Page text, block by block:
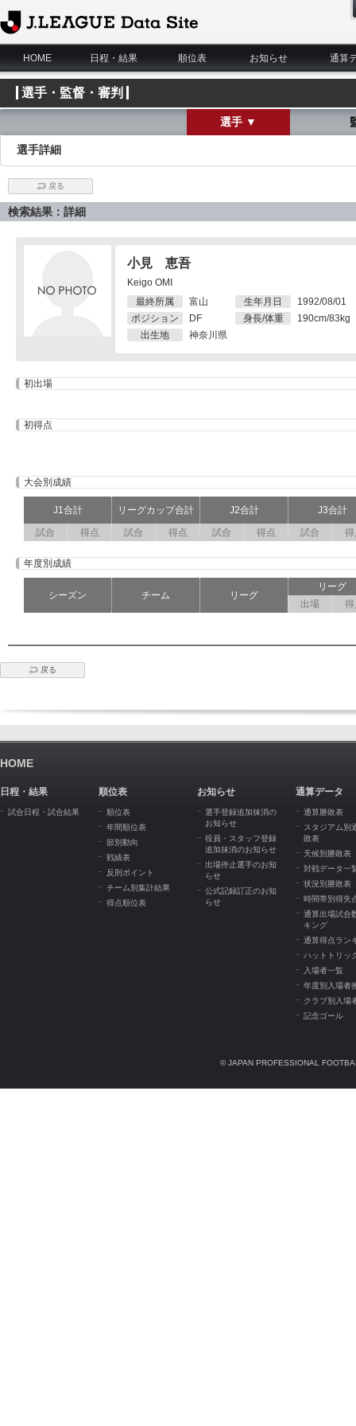
J.League Data Site
HOME
日程・結果 順位表 お知らせ 通算
選手・監督・審判
選手 ▼
選手詳細
戻る
検索結果：詳細
小見 恵吾
Keigo OMI
最終所属
富山
ポジション
DF
出生地
神奈川県
生年月日
1992/08/01
身長/体重
190cm/83kg
初出場
初得点
大会別成績
J1合計 リーグカップ合計 J2合計
J3合計
試合
得点 試合 得点 試合 得点 試合 得
年度別成績
シーズン チーム リーグ
リーグ
出場
得
戻る
HOME
日程・結果
試合日程・試合結果
順位表
順位表
年間順位表
節別動向
戦績表
反則ポイント
チーム別集計結果
得点順位表
お知らせ
選手登録追加抹消の
お知らせ
役員・スタッフ登録
追加抹消のお知らせ
出場停止選手のお知
らせ
公式記録訂正のお知
らせ
通算データ
通算勝敗表
スタジアム別
敗表
天候別勝敗表
対戦データ一
状況別勝敗表
時間帯別得失
通算出場試合
キング
通算得点ラン
ハットトリッ
入場者一覧
年度別入場者
クラブ別入場
記念ゴール
© JAPAN PROFESSIONAL